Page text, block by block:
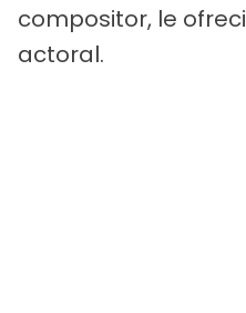
compositor, le
actoral.